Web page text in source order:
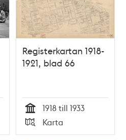
Registerkartan 1918-
1921, blad 66
Tid
1918 till 1933
Typ
Karta